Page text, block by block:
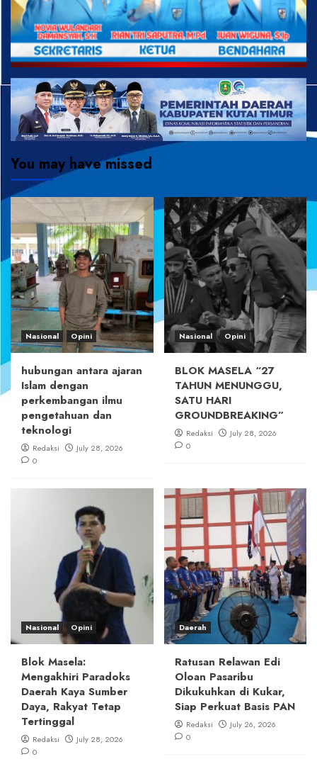
You may have missed
Nasional Opini
hubungan antara ajaran
Islam dengan
perkembangan ilmu
pengetahuan dan
teknologi
Redaksi
July 28, 2026
0
Nasional Opini
BLOK MASELA “27
TAHUN MENUNGGU,
SATU HARI
GROUNDBREAKING”
Redaksi
July 28, 2026
0
Nasional Opini
Blok Masela:
Mengakhiri Paradoks
Daerah Kaya Sumber
Daya, Rakyat Tetap
Tertinggal
Redaksi
July 28, 2026
0
Daerah
Ratusan Relawan Edi
Oloan Pasaribu
Dikukuhkan di Kukar,
Siap Perkuat Basis PAN
Redaksi
July 26, 2026
0